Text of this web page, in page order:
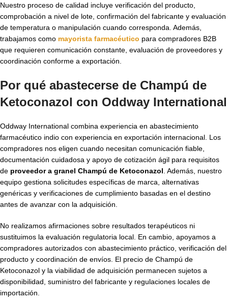
Nuestro proceso de calidad incluye verificación del producto,
comprobación a nivel de lote, confirmación del fabricante y evaluación
de temperatura o manipulación cuando corresponda. Además,
trabajamos como mayorista farmacéutico para compradores B2B
que requieren comunicación constante, evaluación de proveedores y
coordinación conforme a exportación.
Por qué abastecerse de Champú de
Ketoconazol con Oddway International
Oddway International combina experiencia en abastecimiento
farmacéutico indio con experiencia en exportación internacional. Los
compradores nos eligen cuando necesitan comunicación fiable,
documentación cuidadosa y apoyo de cotización ágil para requisitos
de proveedor a granel Champú de Ketoconazol . Además, nuestro
equipo gestiona solicitudes específicas de marca, alternativas
genéricas y verificaciones de cumplimiento basadas en el destino
antes de avanzar con la adquisición.
No realizamos afirmaciones sobre resultados terapéuticos ni
sustituimos la evaluación regulatoria local. En cambio, apoyamos a
compradores autorizados con abastecimiento práctico, verificación del
producto y coordinación de envíos. El precio de Champú de
Ketoconazol y la viabilidad de adquisición permanecen sujetos a
disponibilidad, suministro del fabricante y regulaciones locales de
importación.